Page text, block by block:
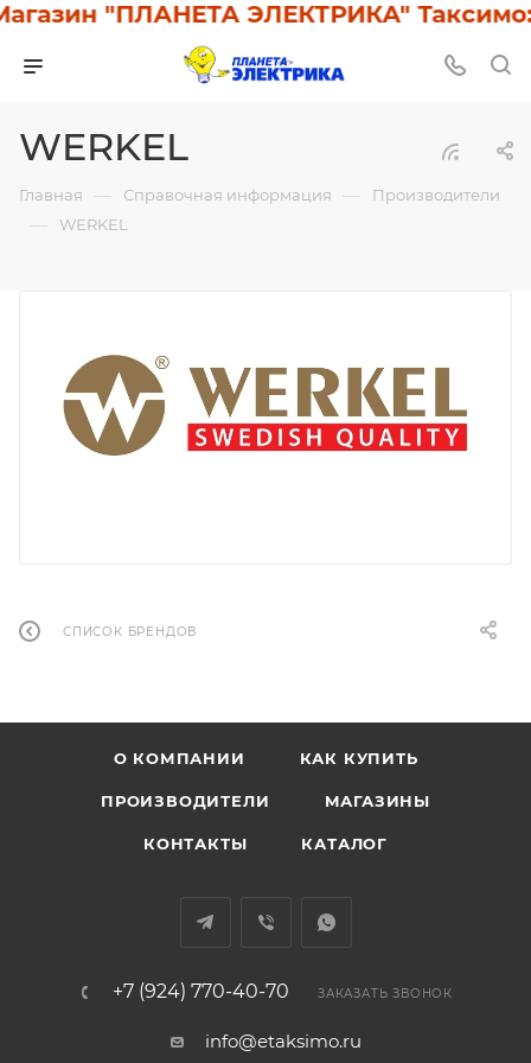
"ПЛАНЕТА ЭЛЕКТРИКА"
WERKEL
Главная — Справочная информация — Производители
— WERKEL
СПИСОК БРЕНДОВ
О КОМПАНИИ КАК КУПИТЬ
ПРОИЗВОДИТЕЛИ МАГАЗИНЫ
КОНТАКТЫ КАТАЛОГ
+7 (924) 770-40-70 ЗАКАЗАТЬ ЗВОНОК
info@etaksimo.ru